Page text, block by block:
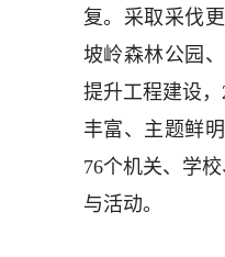
复。采取采伐
坡岭森林公园
提升工程建设
丰富、主题鲜
76个机关、学
与活动。